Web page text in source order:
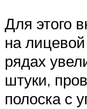
Для этого
на
рядах
штуки,
полоска с